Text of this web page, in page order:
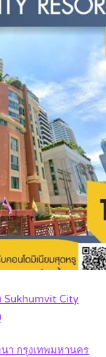
Sukhumvit City
า กรุงเทพมหานคร